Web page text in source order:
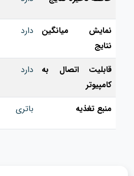
نمایش میانگین
نتایج
دارد
قابلیت اتصال به
کامپیوتر
دارد
منبع تغذیه باتری